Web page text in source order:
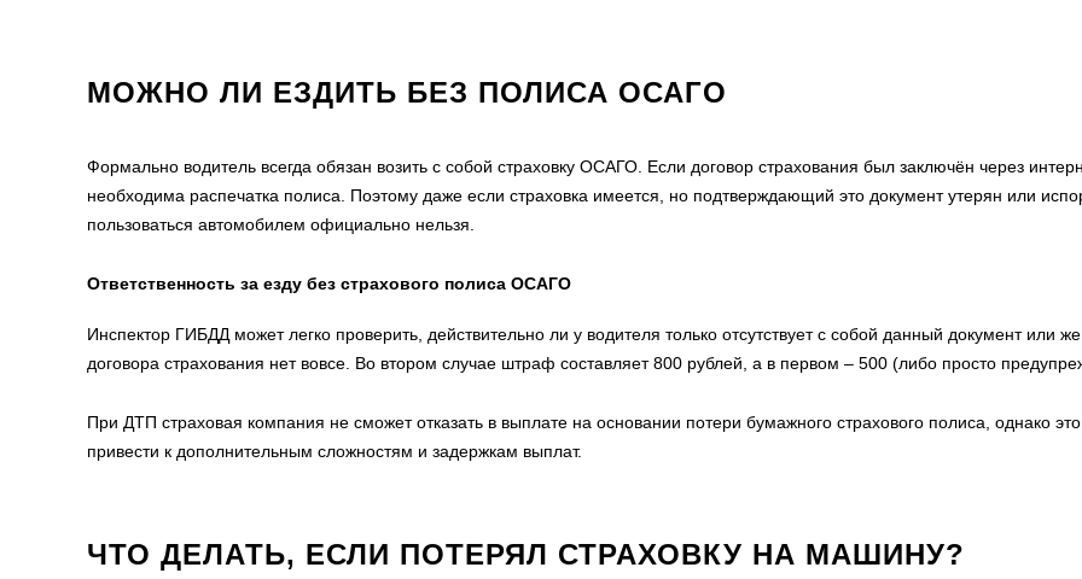
МОЖНО ЛИ ЕЗДИТЬ БЕЗ ПОЛИСА ОСАГО
Формально водитель всегда обязан возить с собой страховку ОСАГО. Если договор страхования был заключён через
необходима распечатка полиса. Поэтому даже если страховка имеется, но подтверждающий это документ утерян или
пользоваться автомобилем официально нельзя.
Ответственность за езду без страхового полиса ОСАГО
Инспектор ГИБДД может легко проверить, действительно ли у водителя только отсутствует с собой данный документ или же
договора страхования нет вовсе. Во втором случае штраф составляет 800 рублей, а в первом – 500 (либо просто
При ДТП страховая компания не сможет отказать в выплате на основании потери бумажного страхового полиса, однако
привести к дополнительным сложностям и задержкам выплат.
ЧТО ДЕЛАТЬ, ЕСЛИ ПОТЕРЯЛ СТРАХОВКУ НА МАШИНУ?